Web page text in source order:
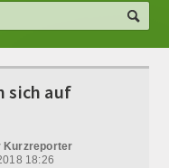
sich auf
Kurzreporter
18:26